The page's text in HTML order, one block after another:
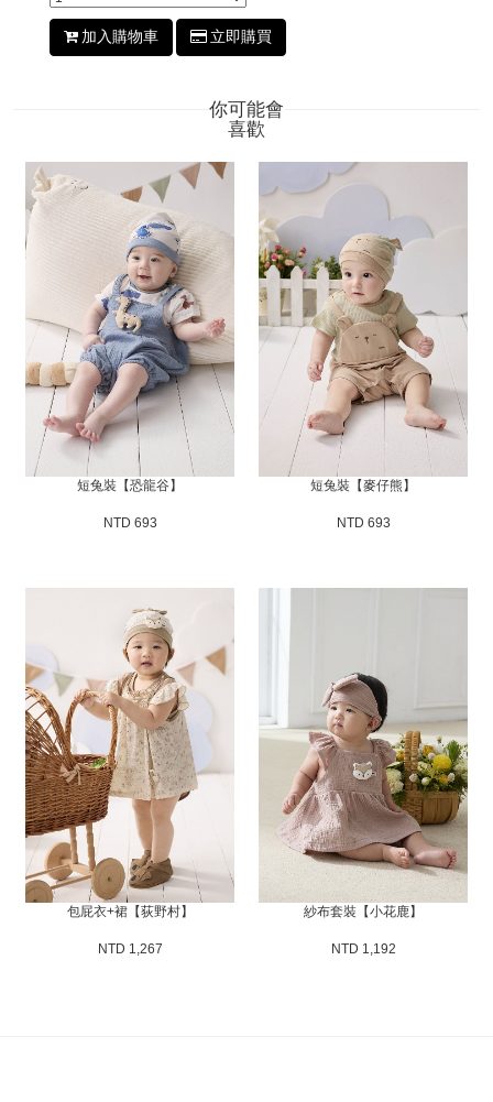
加入購物車 立即購買
你可能會
喜歡
短兔裝【恐龍谷】
NTD 693
短兔裝【麥仔熊】
NTD 693
包屁衣+裙【荻野村】
NTD 1,267
紗布套裝【小花鹿】
NTD 1,192